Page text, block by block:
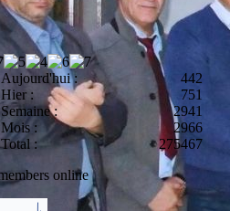
Aujourd'hui :
442
Hier :
751
Semaine :
2941
Mois :
2966
Total :
275467
online